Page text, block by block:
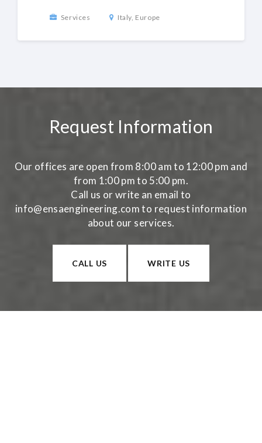
Services Italy, Europe
Request Information
Our offices are open from 8:00 am to 12:00 pm and
from 1:00 pm to 5:00 pm.
Call us or write an email to
info@ensaengineering.com to request information
about our services.
CALL US WRITE US